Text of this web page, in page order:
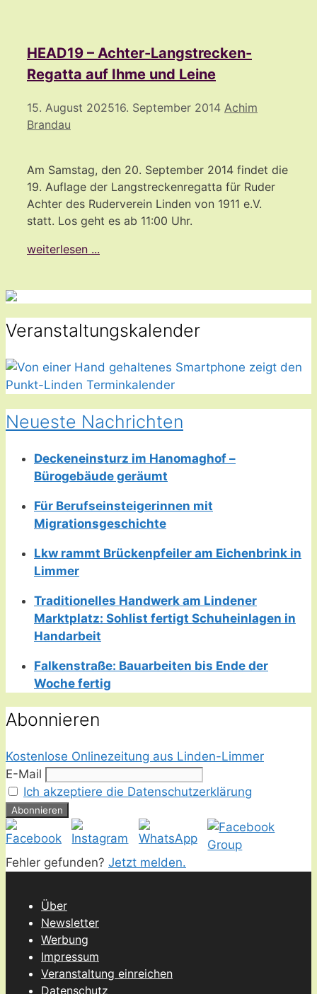
HEAD19 – Achter-Langstrecken-
Regatta auf Ihme und Leine
15. August 202516. September 2014 Achim
Brandau
Am Samstag, den 20. September 2014 findet die
19. Auflage der Langstreckenregatta für Ruder
Achter des Ruderverein Linden von 1911 e.V.
statt. Los geht es ab 11:00 Uhr.
weiterlesen ...
Veranstaltungskalender
Neueste Nachrichten
Deckeneinsturz im Hanomaghof –
Bürogebäude geräumt
Für Berufseinsteigerinnen mit
Migrationsgeschichte
Lkw rammt Brückenpfeiler am Eichenbrink in
Limmer
Traditionelles Handwerk am Lindener
Marktplatz: Sohlist fertigt Schuheinlagen in
Handarbeit
Falkenstraße: Bauarbeiten bis Ende der
Woche fertig
Abonnieren
Kostenlose Onlinezeitung aus Linden-Limmer
E-Mail
Ich akzeptiere die Datenschutzerklärung
Fehler gefunden? Jetzt melden.
Über
Newsletter
Werbung
Impressum
Veranstaltung einreichen
Datenschutz